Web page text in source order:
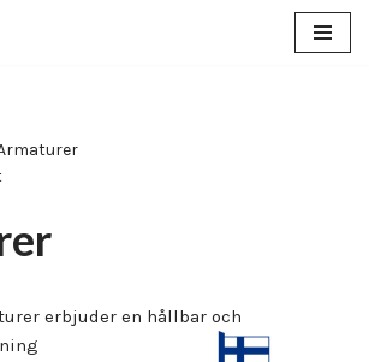
erbjuder en hållbar och